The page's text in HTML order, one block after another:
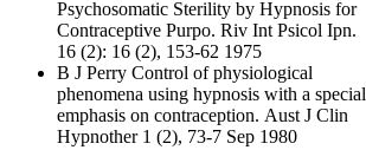
Psychosomatic Sterility by Hypnosis for
Contraceptive Purpo. Riv Int Psicol Ipn.
16 (2): 16 (2), 153-62 1975
B J Perry Control of physiological
phenomena using hypnosis with a special
emphasis on contraception. Aust J Clin
Hypnother 1 (2), 73-7 Sep 1980